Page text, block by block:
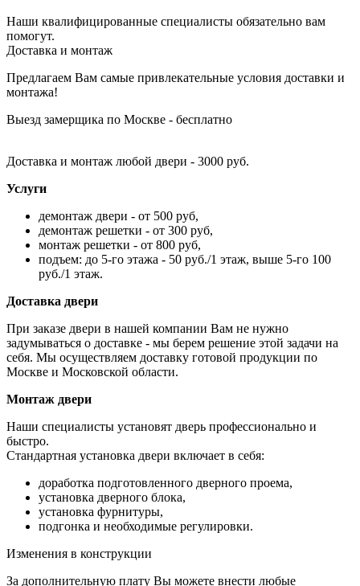
Наши квалифицированные специалисты обязательно вам
помогут.
Доставка и монтаж
Предлагаем Вам самые привлекательные условия доставки и
монтажа!
Выезд замерщика по Москве - бесплатно
Доставка и монтаж любой двери - 3000 руб.
Услуги
демонтаж двери - от 500 руб,
демонтаж решетки - от 300 руб,
монтаж решетки - от 800 руб,
подъем: до 5-го этажа - 50 руб./1 этаж, выше 5-го 100
руб./1 этаж.
Доставка двери
При заказе двери в нашей компании Вам не нужно
задумываться о доставке - мы берем решение этой задачи на
себя. Мы осуществляем доставку готовой продукции по
Москве и Московской области.
Монтаж двери
Наши специалисты установят дверь профессионально и
быстро.
Стандартная установка двери включает в себя:
доработка подготовленного дверного проема,
установка дверного блока,
установка фурнитуры,
подгонка и необходимые регулировки.
Изменения в конструкции
За дополнительную плату Вы можете внести любые